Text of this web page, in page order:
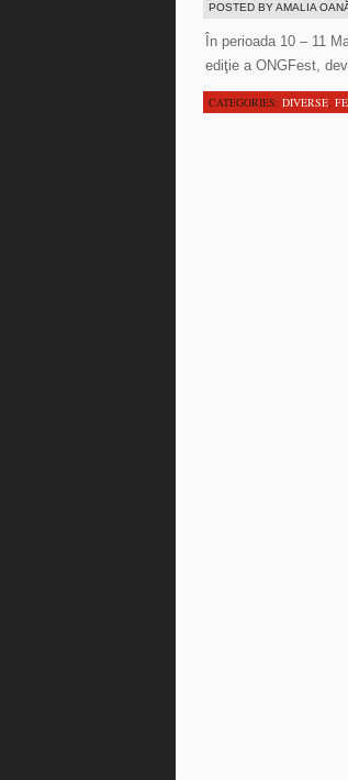
POSTED BY AMALIA
În perioada 10 – 11
ediţie a ONGFest,
CATEGORIES: DIVERSE,